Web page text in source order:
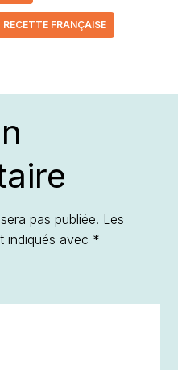
RECETTE FRANÇAISE
pas publiée. Les
indiqués avec *